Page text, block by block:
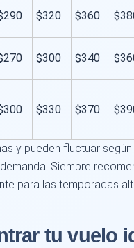
$320 $360
$300 $340
$330 $370
y pueden fluctuar
Siempre
para las temporadas
tu vuelo